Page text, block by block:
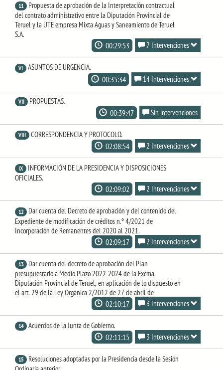
11
Propuesta de aprobación de la Interpretación contractual
del contrato administrativo entre la Diputación Provincial de
Teruel y la UTE empresa Mixta Aguas y Saneamiento de Teruel
S.A.
00:29:53 7 Intervenciones
VI ASUNTOS DE URGENCIA.
00:35:34 14 Intervenciones
VII PROPUESTAS.
00:39:47 Sin intervenciones
VIII CORRESPONDENCIA Y PROTOCOLO.
02:08:54 2 Intervenciones
IX
INFORMACIÓN DE LA PRESIDENCIA Y DISPOSICIONES
OFICIALES.
02:09:02 2 Intervenciones
12
Dar cuenta del Decreto de aprobación y del contenido del
Expediente de modificación de créditos n.º 4/2021 de
Incorporación de Remanentes del 2020 al 2021.
02:09:17 2 Intervenciones
13
Dar cuenta del decreto de aprobación del Plan
presupuestario a Medio Plazo 2022-2024 de la Excma.
Diputación Provincial de Teruel, en aplicación de lo dispuesto en
el art. 29 de la Ley Orgánica 2/2012 de 27 de abril de
02:10:17 3 Intervenciones
14 Acuerdos de la Junta de Gobierno.
02:11:15 3 Intervenciones
15
Resoluciones adoptadas por la Presidencia desde la Sesión